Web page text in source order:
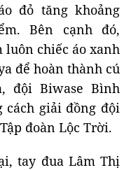
đỏ tăng khoảng
Bên cạnh đó,
luôn chiếc áo xanh
để hoàn thành cú
đội Biwase Bình
giải đồng đội
đoàn Lộc Trời.
tay đua Lâm Thị